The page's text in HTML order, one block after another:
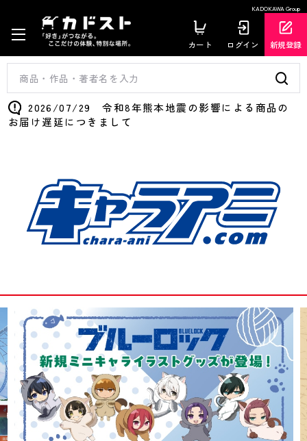
KADOKAWA Group
カート ログイン 新規登録
2026/07/29 令和8年熊本地震の影響による商品の
お届け遅延につきまして